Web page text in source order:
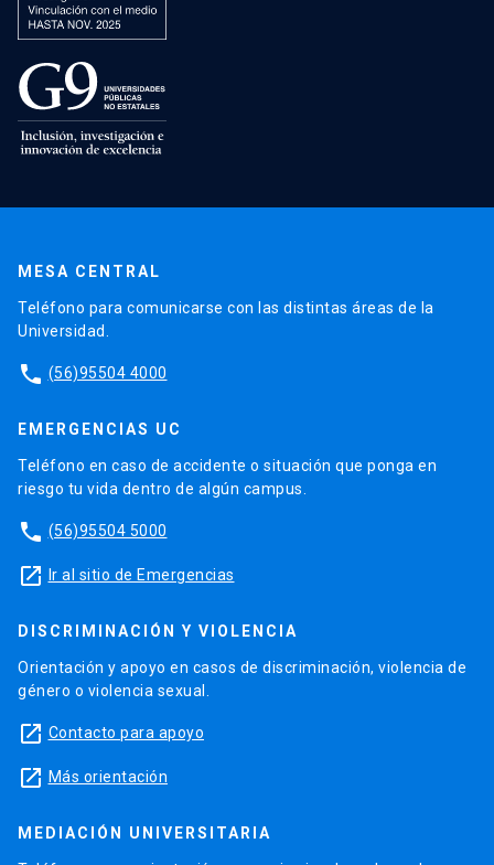
MESA CENTRAL
Teléfono para comunicarse con las distintas áreas de la
Universidad.
phone (56)95504 4000
EMERGENCIAS UC
Teléfono en caso de accidente o situación que ponga en
riesgo tu vida dentro de algún campus.
phone (56)95504 5000
launch Ir al sitio de Emergencias
DISCRIMINACIÓN Y VIOLENCIA
Orientación y apoyo en casos de discriminación, violencia de
género o violencia sexual.
launch Contacto para apoyo
launch Más orientación
MEDIACIÓN UNIVERSITARIA